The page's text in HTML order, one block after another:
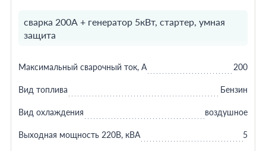
сварка 200А + генератор 5кВт, стартер, умная
защита
Максимальный сварочный ток, А 200
Вид топлива Бензин
Вид охлаждения воздушное
Выходная мощность 220В, кВА 5